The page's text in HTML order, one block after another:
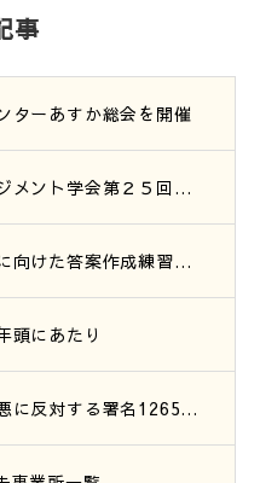
事
ターあすか総会を開催
日本ケアマネジメント学会第２５回研究大会参加報告
ケアマネ受験に向けた答案作成練習会開催のご案内
頭にあたり
介護保険の改悪に反対する署名1265筆を提出